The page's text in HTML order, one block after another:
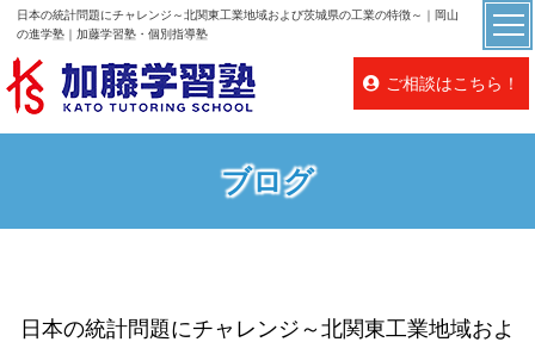
日本の統計問題にチャレンジ～北関東工業地域および茨城県の工業の特徴～｜岡山
の進学塾｜加藤学習塾・個別指導塾
ご相談はこちら！
ブログ
日本の統計問題にチャレンジ～北関東工業地域およ